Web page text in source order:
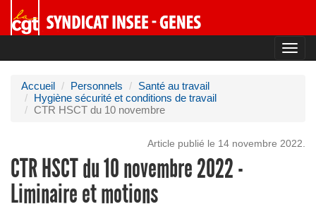
Accueil Personnels
Santé au travail
Hygiène sécurité et conditions de travail
CTR HSCT du 10 novembre
Article publié le 14 novembre 2022.
CTR HSCT du 10 novembre 2022 -
Liminaire et motions